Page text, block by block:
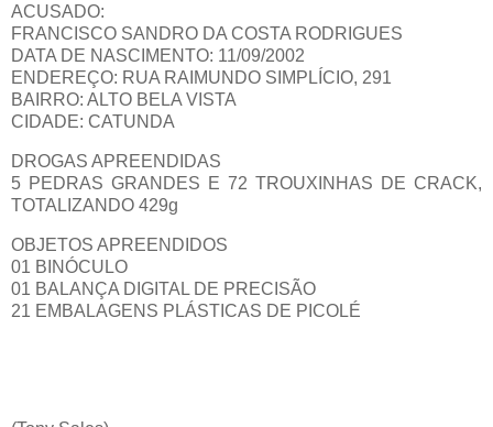
ACUSADO:
FRANCISCO SANDRO DA COSTA RODRIGUES
DATA DE NASCIMENTO: 11/09/2002
ENDEREÇO: RUA RAIMUNDO SIMPLÍCIO, 291
BAIRRO: ALTO BELA VISTA
CIDADE: CATUNDA
DROGAS APREENDIDAS
5 PEDRAS GRANDES E 72 TROUXINHAS DE CRACK,
TOTALIZANDO 429g
OBJETOS APREENDIDOS
01 BINÓCULO
01 BALANÇA DIGITAL DE PRECISÃO
21 EMBALAGENS PLÁSTICAS DE PICOLÉ